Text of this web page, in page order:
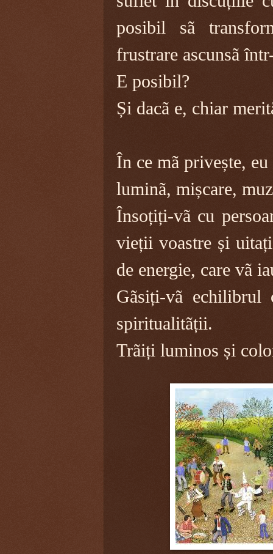
posibil sã
frustrare ascunsã
E posibil?
Și dacã e, chiar
În ce mã privește,
luminã, mișcare,
Însoțiți-vã cu
vieții voastre și
de energie, care vã
Gãsiți-vã
spiritualitãții.
Trãiți luminos și